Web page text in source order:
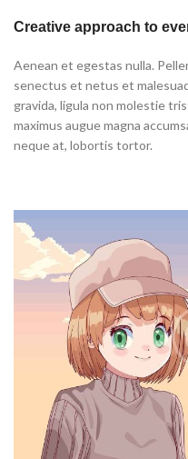
Creative approach to
Aenean et egestas nulla.
senectus et netus et
gravida, ligula non molestie
maximus augue magna
neque at, lobortis tortor.